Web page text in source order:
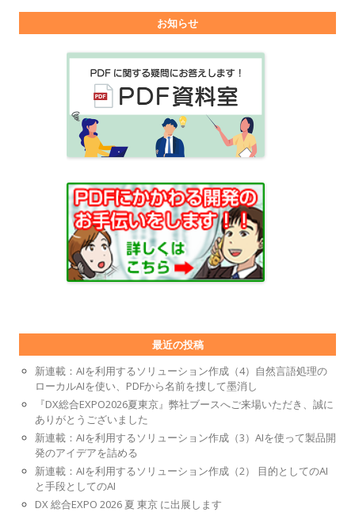
お知らせ
最近の投稿
新連載：AIを利用するソリューション作成（4）自然言語処理の
ローカルAIを使い、PDFから名前を捜して墨消し
『DX総合EXPO2026夏東京』弊社ブースへご来場いただき、誠に
ありがとうございました
新連載：AIを利用するソリューション作成（3）AIを使って製品開
発のアイデアを詰める
新連載：AIを利用するソリューション作成（2） 目的としてのAI
と手段としてのAI
DX 総合EXPO 2026 夏 東京 に出展します